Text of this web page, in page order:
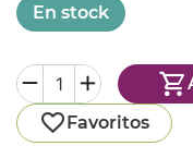
En stock
Favoritos